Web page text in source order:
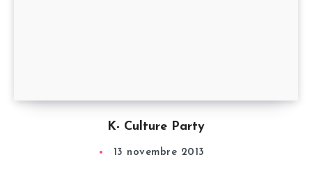
K- Culture Party
13 novembre 2013